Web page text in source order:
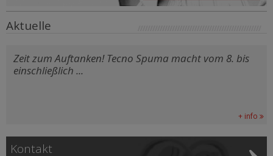
Aktuelle
Zeit zum Auftanken! Tecno Spuma macht vom 8. bis
einschließlich ...
+ info
Kontakt